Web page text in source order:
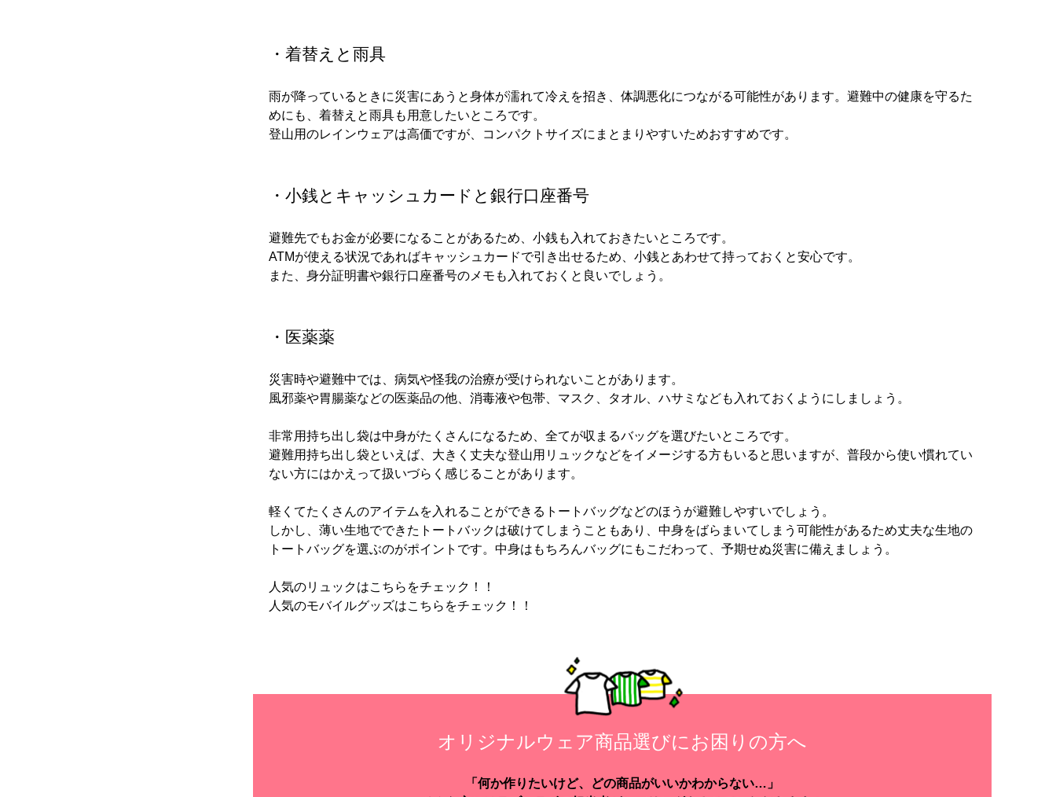
・着替えと雨具
雨が降っているときに災害にあうと身体が濡れて冷えを招き、体調悪化につながる可能性があります。避難中の健康を守るた
めにも、着替えと雨具も用意したいところです。
登山用のレインウェアは高価ですが、コンパクトサイズにまとまりやすいためおすすめです。
・小銭とキャッシュカードと銀行口座番号
避難先でもお金が必要になることがあるため、小銭も入れておきたいところです。
ATMが使える状況であればキャッシュカードで引き出せるため、小銭とあわせて持っておくと安心です。
また、身分証明書や銀行口座番号のメモも入れておくと良いでしょう。
・医薬薬
災害時や避難中では、病気や怪我の治療が受けられないことがあります。
風邪薬や胃腸薬などの医薬品の他、消毒液や包帯、マスク、タオル、ハサミなども入れておくようにしましょう。
非常用持ち出し袋は中身がたくさんになるため、全てが収まるバッグを選びたいところです。
避難用持ち出し袋といえば、大きく丈夫な登山用リュックなどをイメージする方もいると思いますが、普段から使い慣れてい
ない方にはかえって扱いづらく感じることがあります。
軽くてたくさんのアイテムを入れることができるトートバッグなどのほうが避難しやすいでしょう。
しかし、薄い生地でできたトートバックは破けてしまうこともあり、中身をばらまいてしまう可能性があるため丈夫な生地の
トートバッグを選ぶのがポイントです。中身はもちろんバッグにもこだわって、予期せぬ災害に備えましょう。
人気のリュックはこちら をチェック！！
人気のモバイルグッズはこちら をチェック！！
オリジナルウェア商品選びに お困りの方へ
「何か作りたいけど、どの商品がいいかわからない…」